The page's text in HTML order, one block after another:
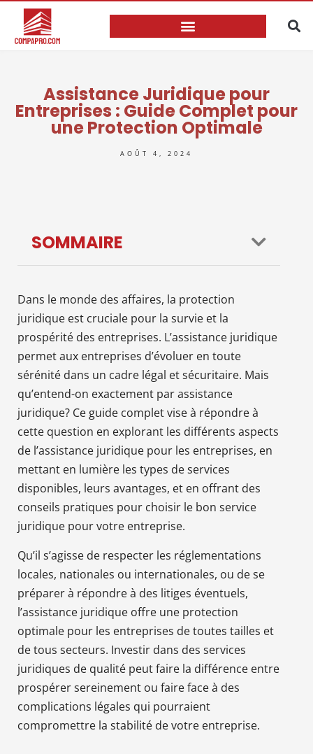
Assistance Juridique pour
Entreprises : Guide Complet pour
une Protection Optimale
AOÛT 4, 2024
SOMMAIRE
Dans le monde des affaires, la protection
juridique est cruciale pour la survie et la
prospérité des entreprises. L’assistance juridique
permet aux entreprises d’évoluer en toute
sérénité dans un cadre légal et sécuritaire. Mais
qu’entend-on exactement par assistance
juridique? Ce guide complet vise à répondre à
cette question en explorant les différents aspects
de l’assistance juridique pour les entreprises, en
mettant en lumière les types de services
disponibles, leurs avantages, et en offrant des
conseils pratiques pour choisir le bon service
juridique pour votre entreprise.
Qu’il s’agisse de respecter les réglementations
locales, nationales ou internationales, ou de se
préparer à répondre à des litiges éventuels,
l’assistance juridique offre une protection
optimale pour les entreprises de toutes tailles et
de tous secteurs. Investir dans des services
juridiques de qualité peut faire la différence entre
prospérer sereinement ou faire face à des
complications légales qui pourraient
compromettre la stabilité de votre entreprise.